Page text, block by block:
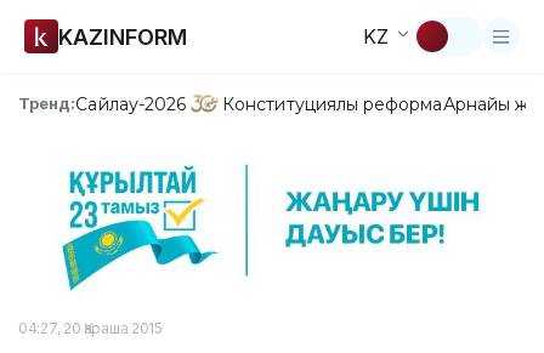
KAZINFORM KZ
Тренд:Сайлау-2026 Конституциялық реформаАрнайы
04:27, 20 Қараша 2015